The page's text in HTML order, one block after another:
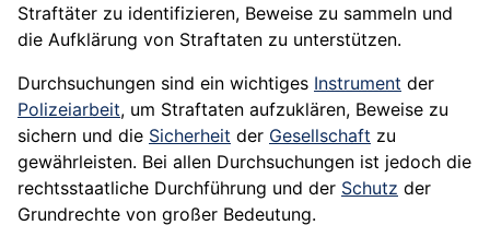
Straftäter zu identifizieren, Beweise zu sammeln und
die Aufklärung von Straftaten zu unterstützen.
Durchsuchungen sind ein wichtiges Instrument der
Polizeiarbeit, um Straftaten aufzuklären, Beweise zu
sichern und die Sicherheit der Gesellschaft zu
gewährleisten. Bei allen Durchsuchungen ist jedoch die
rechtsstaatliche Durchführung und der Schutz der
Grundrechte von großer Bedeutung.